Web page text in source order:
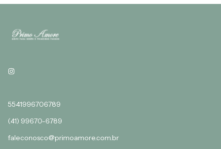
5541996706789
(41) 99670-6789
faleconosco@primoamore.com.br